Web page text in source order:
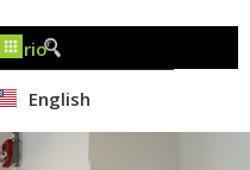
English